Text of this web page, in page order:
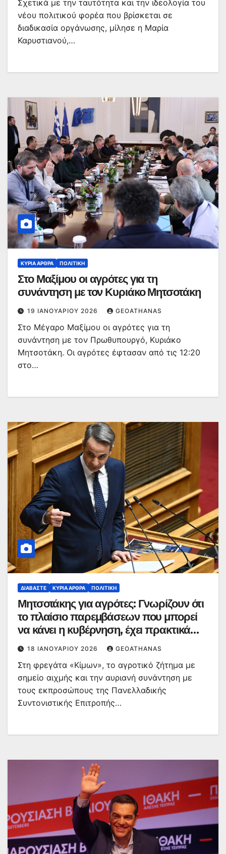
Σχετικά με την ταυτότητα και την ιδεολογία του
νέου πολιτικού φορέα που βρίσκεται σε
διαδικασία οργάνωσης, μίλησε η Μαρία
Καρυστιανού,…
ΚΥΡΙΑ ΑΡΘΡΑ ΠΟΛΙΤΙΚΉ
Στο Μαξίμου οι αγρότες για τη
συνάντηση με τον Κυριάκο Μητσοτάκη
19 ΙΑΝΟΥΑΡΊΟΥ 2026 GEOATHANAS
Στο Μέγαρο Μαξίμου οι αγρότες για τη
συνάντηση με τον Πρωθυπουργό, Κυριάκο
Μητσοτάκη. Οι αγρότες έφτασαν από τις 12:20
στο…
ΔΙΑΒΆΣΤΕ ΚΥΡΙΑ ΑΡΘΡΑ ΠΟΛΙΤΙΚΉ
Μητσοτάκης για αγρότες: Γνωρίζουν ότι
το πλαίσιο παρεμβάσεων που μπορεί
να κάνει η κυβέρνηση, έχει πρακτικά
ήδη ανακοινωθεί
18 ΙΑΝΟΥΑΡΊΟΥ 2026 GEOATHANAS
Στη φρεγάτα «Κίμων», το αγροτικό ζήτημα με
σημείο αιχμής και την αυριανή συνάντηση με
τους εκπροσώπους της Πανελλαδικής
Συντονιστικής Επιτροπής…